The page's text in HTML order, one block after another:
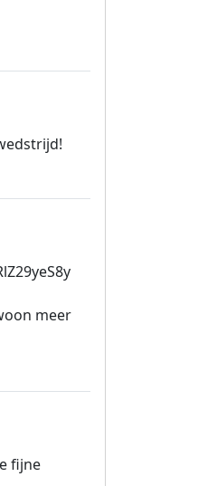
meer
fijne